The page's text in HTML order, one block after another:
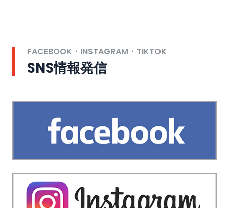
FACEBOOK・INSTAGRAM・TIKTOK
SNS情報発信